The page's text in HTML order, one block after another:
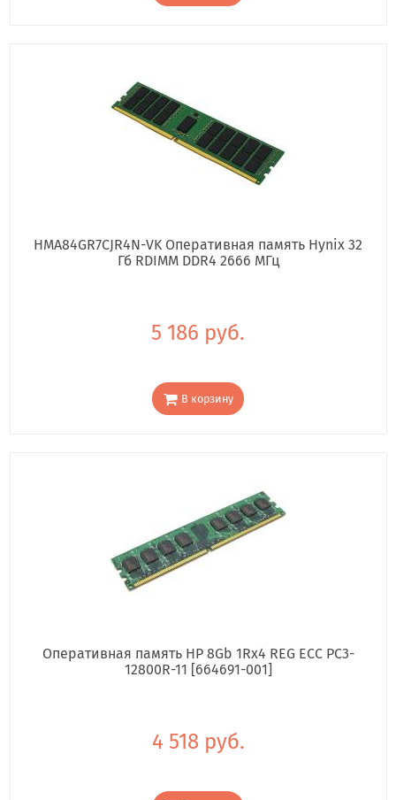
HMA84GR7CJR4N-VK Оперативная память Hynix 32
Гб RDIMM DDR4 2666 МГц
5 186 руб.
В корзину
Оперативная память HP 8Gb 1Rx4 REG ECC PC3-
12800R-11 [664691-001]
4 518 руб.